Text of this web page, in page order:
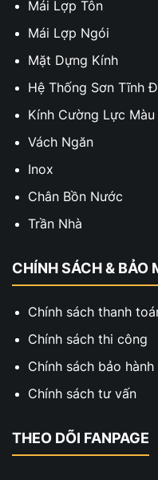
Mái Lợp Tôn
Mái Lợp Ngói
Mặt Dựng Kính
Hệ Thống Sơn Tĩnh
Kính Cường Lực Màu
Vách Ngăn
Inox
Chân Bồn Nước
Trần Nhà
CHÍNH SÁCH & BẢO
Chính sách thanh
Chính sách thi công
Chính sách bảo hành
Chính sách tư vấn
THEO DÕI FANPAGE